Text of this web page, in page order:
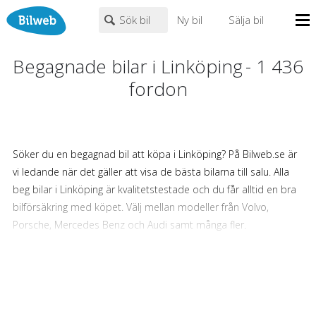
Sök bil Ny bil Sälja bil
Nyheter
Billån
Privatleasing
Leasing
PERSONBIL TRANSPORT HUSBIL/HUSVAGN MC/MOPED/ATV
Fritext
Populära märkenVolvo,Audi,Mercedes,Volkswagen,BMW
mer än 500000
Begagnade bilar i Linköping- 1 436
fordon
Söker du en begagnad bil att köpa i Linköping? På Bilweb.se är
vi ledande när det gäller att visa de bästa bilarna till salu. Alla
beg bilar i Linköping är kvalitetstestade och du får alltid en bra
bilförsäkring med köpet. Välj mellan modeller från Volvo,
Porsche, Mercedes Benz och Audi samt många fler.